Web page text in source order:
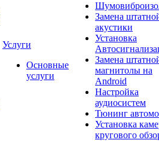
Услуги
Основные
услуги
Замена
акустики
Установка
Замена
магнитолы на
Android
Настройка
аудиосистем
Тюнинг
Установка
кругового